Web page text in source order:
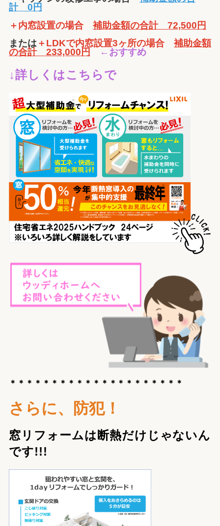
計 0円
＋内窓設置の場合 補助金額の合計 72,500円
または＋LDKで内窓設置3ヶ所の場合 補助金額
の合計 233,000円
←おすすめ
↓詳しくはこちらで
＊＊＊＊＊＊＊＊＊＊＊＊＊＊＊＊＊＊＊＊＊
さらに、防犯！
窓リフォームは断熱だけじゃないん
です!!!